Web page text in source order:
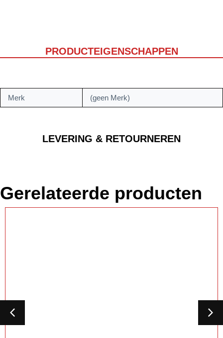
PRODUCTEIGENSCHAPPEN
LEVERING & RETOURNEREN
Merk (geen Merk)
Gerelateerde producten